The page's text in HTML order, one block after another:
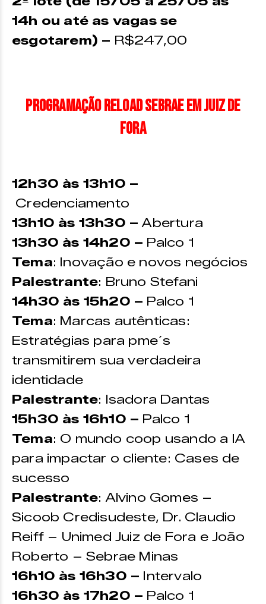
14h ou até as vagas se
esgotarem) – R$247,00
Programação Reload Sebrae em Juiz de
Fora
12h30 às 13h10 –
Credenciamento
13h10 às 13h30 –Abertura
13h30 às 14h20 – Palco 1
Tema: Inovação e novos negócios
Palestrante: Bruno Stefani
14h30 às 15h20 – Palco 1
Tema: Marcas autênticas:
Estratégias para pme´s
transmitirem sua verdadeira
identidade
Palestrante: Isadora Dantas
15h30 às 16h10 – Palco 1
Tema: O mundo coop usando a IA
para impactar o cliente: Cases de
sucesso
Palestrante: Alvino Gomes –
Sicoob Credisudeste, Dr. Claudio
Reiff – Unimed Juiz de Fora e João
Roberto – Sebrae Minas
16h10 às 16h30 – Intervalo
16h30 às 17h20 – Palco 1